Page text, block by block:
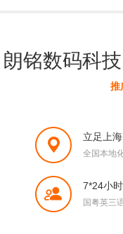
朗铭数码科
推
立足上
全国本地
7*24小
国粤英三